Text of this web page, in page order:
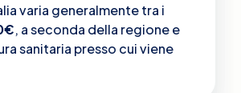
varia generalmente tra i
, a seconda della regione e
sanitaria presso cui viene